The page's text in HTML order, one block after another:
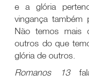
e a glória
vingança também
Não temos mais
outros do que
glória de outros.
Romanos 13